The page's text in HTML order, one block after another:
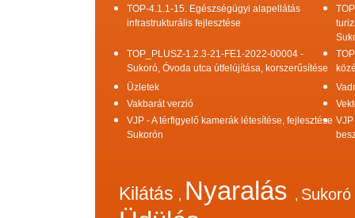
TOP-4.1.1-15. Egészségügyi alapellátás
infrastrukturális fejlesztése
TOP_PLUSZ-1.2.3-21-FE1-2022-00004 -
Sukoró, Óvoda utca útfelújítása, korszerűsítése
Üzletek
Vakbarát verzió
VJP - A térfigyelő kamerák létesítése, fejlesztése
Sukorón
Kilátás , Nyaralás , Sukoró